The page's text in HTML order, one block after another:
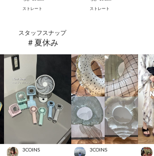
ストレート
ストレート
スタッフスナップ
＃夏休み
3COINS 3COINS